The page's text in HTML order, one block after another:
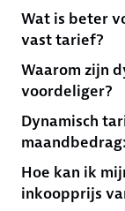
Wat is beter
vast tarief?
Waarom zijn
voordeliger?
Dynamisch
Hoe kan ik
inkoopprijs